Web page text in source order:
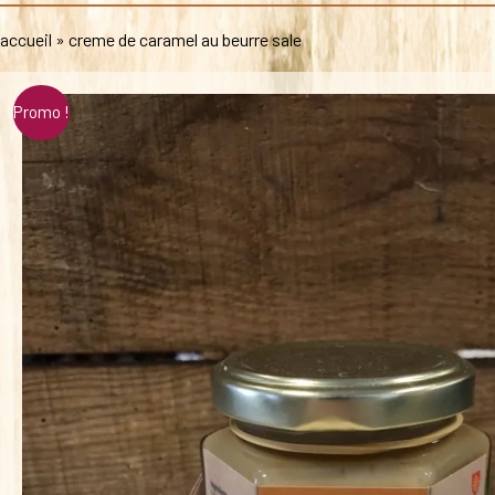
accueil » creme de caramel au beurre sale
Promo !